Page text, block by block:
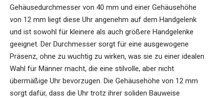
Gehäusedurchmesser von 40 mm und einer Gehäusehöhe
von 12 mm liegt diese Uhr angenehm auf dem Handgelenk
und ist sowohl für kleinere als auch größere Handgelenke
geeignet. Der Durchmesser sorgt für eine ausgewogene
Präsenz, ohne zu wuchtig zu wirken, was sie zu einer idealen
Wahl für Männer macht, die eine stilvolle, aber nicht
übermäßige Uhr bevorzugen. Die Gehäusehöhe von 12 mm
sorgt dafür, dass die Uhr trotz ihrer soliden Bauweise